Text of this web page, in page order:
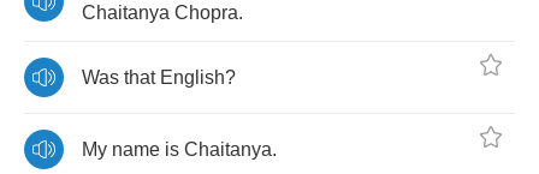
Chaitanya Chopra.
Was that English?
My name is Chaitanya.